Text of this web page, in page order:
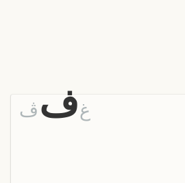
غفڤ